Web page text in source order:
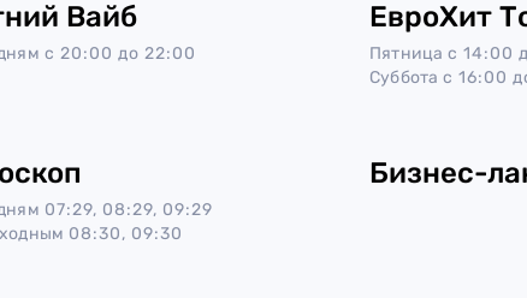
Вайб
с 20:00 до 22:00
ЕвроХит
Пятница с 14:00
Суббота с 16:00
07:29, 08:29, 09:29
08:30, 09:30
Бизнес-